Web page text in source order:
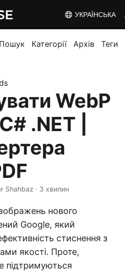
УКРАЇНСЬКА
Пошук Категорії Архів Теги
WebP
.NET |
Shahbaz · 3 хвилин
нового
Google, який
стиснення з
якості. Проте,
підтримуються